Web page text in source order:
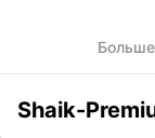
Shaik-